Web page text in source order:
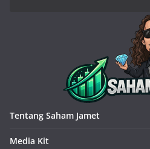
Tentang Saham Jamet
Media Kit